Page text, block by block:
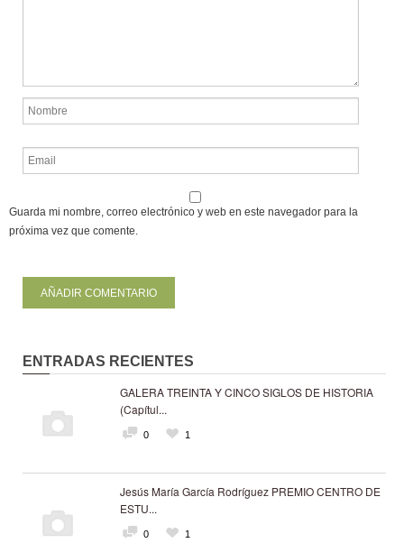
Guarda mi nombre, correo electrónico y web en este navegador para la
próxima vez que comente.
ENTRADAS RECIENTES
GALERA TREINTA Y CINCO SIGLOS DE HISTORIA
(Capítul...
0 1
Jesús María García Rodríguez PREMIO CENTRO DE
ESTU...
0 1